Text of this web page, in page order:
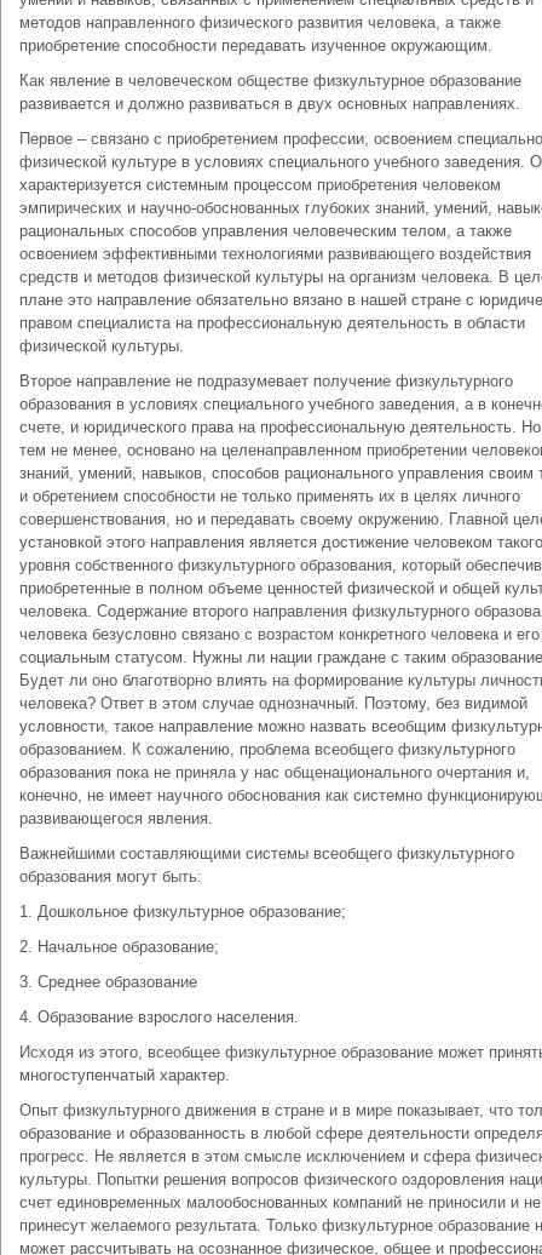
методов направленного физического развития человека, а также
приобретение способности передавать изученное окружающим.
Как явление в человеческом обществе физкультурное образование
развивается и должно развиваться в двух основных направлениях.
Первое – связано с приобретением профессии, освоением
физической культуре в условиях специального учебного заведения.
характеризуется системным процессом приобретения человеком
эмпирических и научно-обоснованных глубоких знаний, умений,
рациональных способов управления человеческим телом, а также
освоением эффективными технологиями развивающего воздействия
средств и методов физической культуры на организм человека. В
плане это направление обязательно вязано в нашей стране с
правом специалиста на профессиональную деятельность в области
физической культуры.
Второе направление не подразумевает получение физкультурного
образования в условиях специального учебного заведения, а в
счете, и юридического права на профессиональную деятельность.
тем не менее, основано на целенаправленном приобретении
знаний, умений, навыков, способов рационального управления своим
и обретением способности не только применять их в целях личного
совершенствования, но и передавать своему окружению. Главной
установкой этого направления является достижение человеком такого
уровня собственного физкультурного образования, который
приобретенные в полном объеме ценностей физической и общей
человека. Содержание второго направления физкультурного
человека безусловно связано с возрастом конкретного человека и его
социальным статусом. Нужны ли нации граждане с таким
Будет ли оно благотворно влиять на формирование культуры
человека? Ответ в этом случае однозначный. Поэтому, без видимой
условности, такое направление можно назвать всеобщим
образованием. К сожалению, проблема всеобщего физкультурного
образования пока не приняла у нас общенационального очертания и,
конечно, не имеет научного обоснования как системно
развивающегося явления.
Важнейшими составляющими системы всеобщего физкультурного
образования могут быть:
1. Дошкольное физкультурное образование;
2. Начальное образование;
3. Среднее образование
4. Образование взрослого населения.
Исходя из этого, всеобщее физкультурное образование может
многоступенчатый характер.
Опыт физкультурного движения в стране и в мире показывает, что
образование и образованность в любой сфере деятельности
прогресс. Не является в этом смысле исключением и сфера
культуры. Попытки решения вопросов физического оздоровления
счет единовременных малообоснованных компаний не приносили и не
принесут желаемого результата. Только физкультурное образование
может рассчитывать на осознанное физическое, общее и